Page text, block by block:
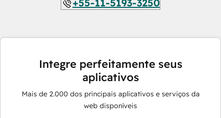
+55-11-5193-3250
Integre perfeitamente seus
aplicativos
Mais de 2.000 dos principais aplicativos e serviços da
web disponíveis